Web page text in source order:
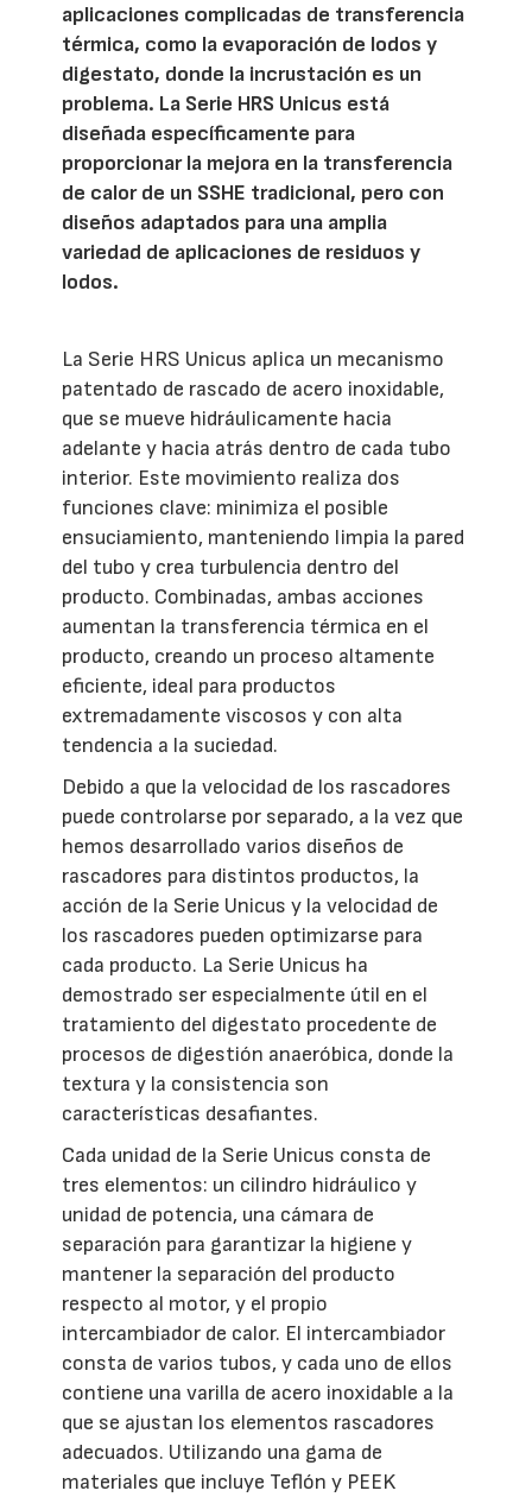
aplicaciones complicadas de transferencia
térmica, como la evaporación de lodos y
digestato, donde la incrustación es un
problema. La Serie HRS Unicus está
diseñada específicamente para
proporcionar la mejora en la transferencia
de calor de un SSHE tradicional, pero con
diseños adaptados para una amplia
variedad de aplicaciones de residuos y
lodos.
La Serie HRS Unicus aplica un mecanismo
patentado de rascado de acero inoxidable,
que se mueve hidráulicamente hacia
adelante y hacia atrás dentro de cada tubo
interior. Este movimiento realiza dos
funciones clave: minimiza el posible
ensuciamiento, manteniendo limpia la pared
del tubo y crea turbulencia dentro del
producto. Combinadas, ambas acciones
aumentan la transferencia térmica en el
producto, creando un proceso altamente
eficiente, ideal para productos
extremadamente viscosos y con alta
tendencia a la suciedad.
Debido a que la velocidad de los rascadores
puede controlarse por separado, a la vez que
hemos desarrollado varios diseños de
rascadores para distintos productos, la
acción de la Serie Unicus y la velocidad de
los rascadores pueden optimizarse para
cada producto. La Serie Unicus ha
demostrado ser especialmente útil en el
tratamiento del digestato procedente de
procesos de digestión anaeróbica, donde la
textura y la consistencia son
características desafiantes.
Cada unidad de la Serie Unicus consta de
tres elementos: un cilindro hidráulico y
unidad de potencia, una cámara de
separación para garantizar la higiene y
mantener la separación del producto
respecto al motor, y el propio
intercambiador de calor. El intercambiador
consta de varios tubos, y cada uno de ellos
contiene una varilla de acero inoxidable a la
que se ajustan los elementos rascadores
adecuados. Utilizando una gama de
materiales que incluye Teflón y PEEK